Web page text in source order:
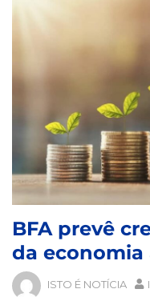
BFA prevê
da economia
ISTO É NOTÍCIA